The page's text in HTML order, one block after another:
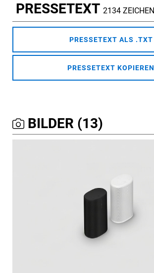
PRESSETEXT 2134 ZEICHEN
PRESSETEXT ALS .TXT
PRESSETEXT KOPIEREN
BILDER (13)